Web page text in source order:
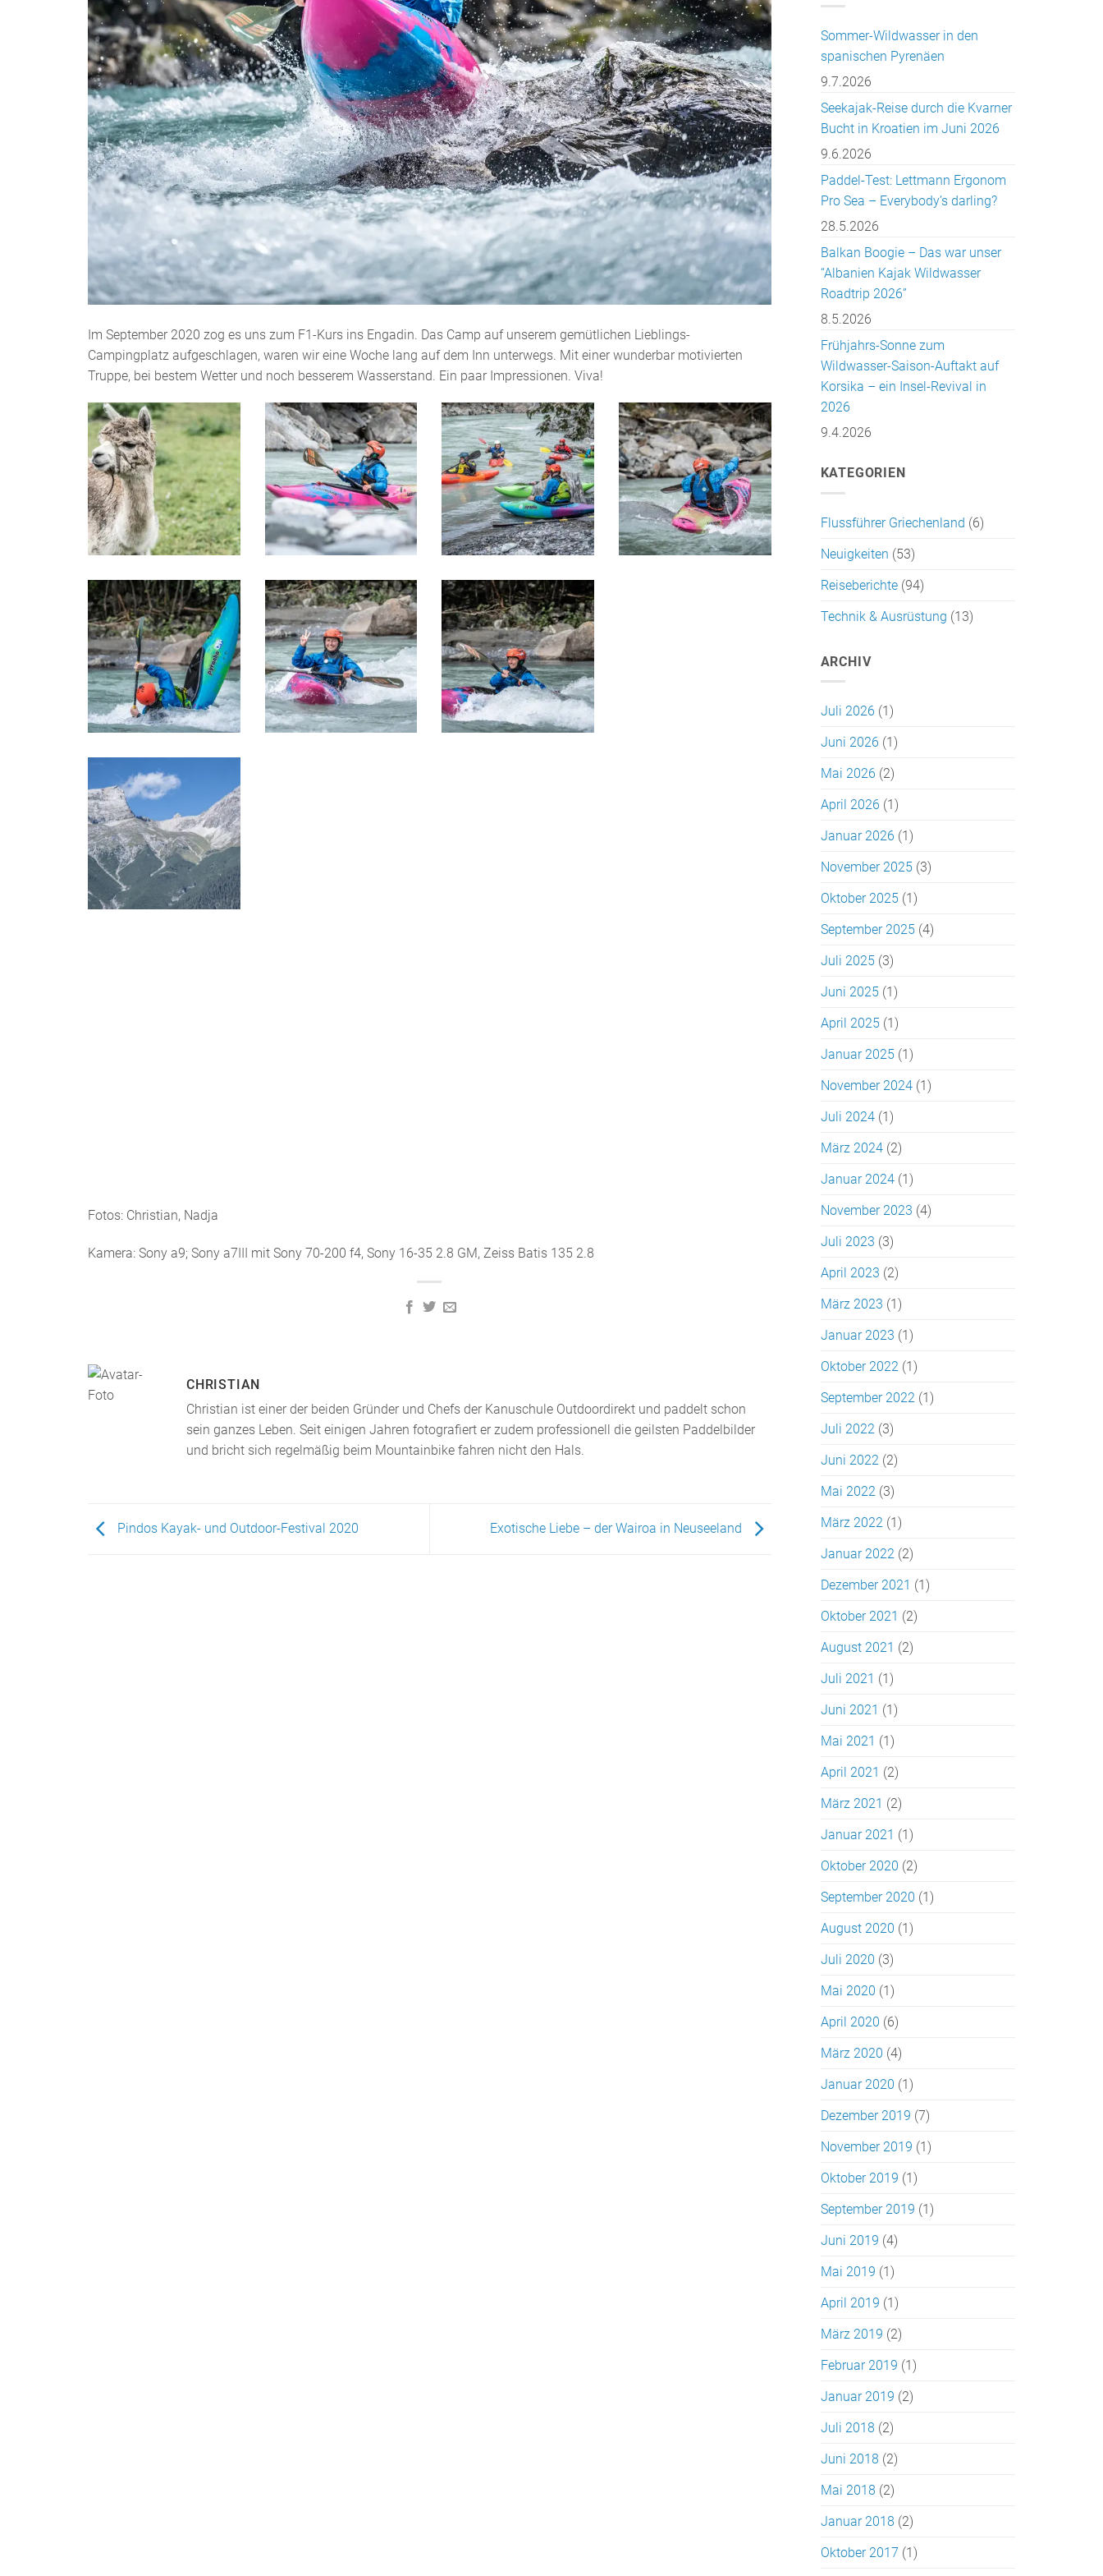
Im September 2020 zog es uns zum F1-Kurs ins Engadin. Das Camp auf unserem gemütlichen Lieblings-
Campingplatz aufgeschlagen, waren wir eine Woche lang auf dem Inn unterwegs. Mit einer wunderbar motivierten
Truppe, bei bestem Wetter und noch besserem Wasserstand. Ein paar Impressionen. Viva!
Fotos: Christian, Nadja
Kamera: Sony a9; Sony a7III mit Sony 70-200 f4, Sony 16-35 2.8 GM, Zeiss Batis 135 2.8
CHRISTIAN
Christian ist einer der beiden Gründer und Chefs der Kanuschule Outdoordirekt und paddelt schon
sein ganzes Leben. Seit einigen Jahren fotografiert er zudem professionell die geilsten Paddelbilder
und bricht sich regelmäßig beim Mountainbike fahren nicht den Hals.
Pindos Kayak- und Outdoor-Festival 2020 Exotische Liebe – der Wairoa in Neuseeland
Sommer-Wildwasser in den
spanischen Pyrenäen
9.7.2026
Seekajak-Reise durch die Kvarner
Bucht in Kroatien im Juni 2026
9.6.2026
Paddel-Test: Lettmann Ergonom
Pro Sea – Everybody’s darling?
28.5.2026
Balkan Boogie – Das war unser
“Albanien Kajak Wildwasser
Roadtrip 2026”
8.5.2026
Frühjahrs-Sonne zum
Wildwasser-Saison-Auftakt auf
Korsika – ein Insel-Revival in
2026
9.4.2026
KATEGORIEN
Flussführer Griechenland (6)
Neuigkeiten (53)
Reiseberichte(94)
Technik & Ausrüstung (13)
ARCHIV
Juli 2026 (1)
Juni 2026 (1)
Mai 2026 (2)
April 2026 (1)
Januar 2026 (1)
November 2025(3)
Oktober 2025(1)
September 2025(4)
Juli 2025(3)
Juni 2025(1)
April 2025(1)
Januar 2025(1)
November 2024(1)
Juli 2024(1)
März 2024(2)
Januar 2024(1)
November 2023 (4)
Juli 2023 (3)
April 2023 (2)
März 2023 (1)
Januar 2023 (1)
Oktober 2022(1)
September 2022(1)
Juli 2022(3)
Juni 2022(2)
Mai 2022(3)
März 2022(1)
Januar 2022(2)
Dezember 2021 (1)
Oktober 2021 (2)
August 2021 (2)
Juli 2021 (1)
Juni 2021 (1)
Mai 2021 (1)
April 2021 (2)
März 2021 (2)
Januar 2021 (1)
Oktober 2020 (2)
September 2020 (1)
August 2020 (1)
Juli 2020 (3)
Mai 2020 (1)
April 2020 (6)
März 2020 (4)
Januar 2020 (1)
Dezember 2019 (7)
November 2019 (1)
Oktober 2019 (1)
September 2019 (1)
Juni 2019 (4)
Mai 2019 (1)
April 2019 (1)
März 2019 (2)
Februar 2019 (1)
Januar 2019 (2)
Juli 2018 (2)
Juni 2018 (2)
Mai 2018 (2)
Januar 2018 (2)
Oktober 2017 (1)